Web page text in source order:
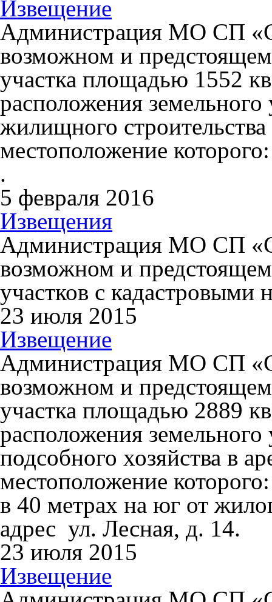
Извещение
Администрация МО СП
возможном и
участка площадью 1552
расположения
жилищного
местоположение
.
5 февраля 2016
Извещения
Администрация МО СП
возможном и
участков с кадастровыми
23 июля 2015
Извещение
Администрация МО СП
возможном и
участка площадью 2889
расположения земельного
подсобного хозяйства в
местоположение
в 40 метрах на юг от
адрес ул. Лесная, д. 14.
23 июля 2015
Извещение